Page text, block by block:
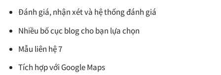
Đánh giá, nhận xét và hệ thống đánh giá
Nhiều bố cục blog cho bạn lựa chọn
Mẫu liên hệ 7
Tích hợp với Google Maps